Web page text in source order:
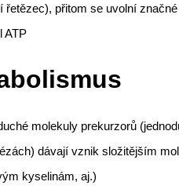
řetězec), přitom se uvolní
ATP
molekuly prekurzorů
dávají vznik složitějším
kyselinám, aj.)